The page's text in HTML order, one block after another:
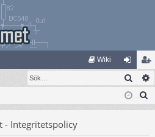
Wiki
og
ga
li
m
Sök
- Integritetspolicy